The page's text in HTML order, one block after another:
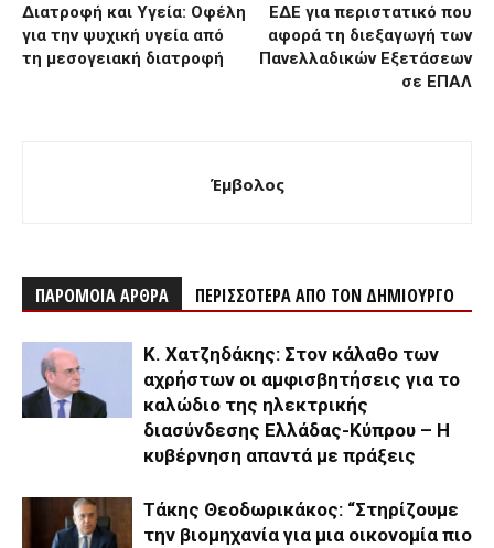
Διατροφή και Υγεία: Οφέλη
για την ψυχική υγεία από
τη μεσογειακή διατροφή
ΕΔΕ για περιστατικό που
αφορά τη διεξαγωγή των
Πανελλαδικών Εξετάσεων
σε ΕΠΑΛ
Έμβολος
ΠΑΡΟΜΟΙΑ ΑΡΘΡΑ ΠΕΡΙΣΣΟΤΕΡΑ ΑΠΟ ΤΟΝ ΔΗΜΙΟΥΡΓΟ
Κ. Χατζηδάκης: Στον κάλαθο των
αχρήστων οι αμφισβητήσεις για το
καλώδιο της ηλεκτρικής
διασύνδεσης Ελλάδας-Κύπρου – Η
κυβέρνηση απαντά με πράξεις
Τάκης Θεοδωρικάκος: “Στηρίζουμε
την βιομηχανία για μια οικονομία πιο